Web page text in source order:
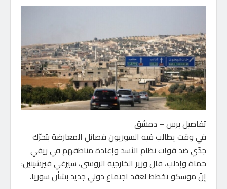
تفاصيل برس – دمشق
في وقت يطالب فيه السوريون فصائل المعارضة بتحرّك
جدّي ضد قوات نظام الأسد وإعادة مناطقهم في ريفي
حماة وإدلب، قال وزير الخارجية الروسي، سيرغي فيرشينين:
إنّ موسكو تخطط لعقد اجتماع دولي جديد بشأن سوريا.